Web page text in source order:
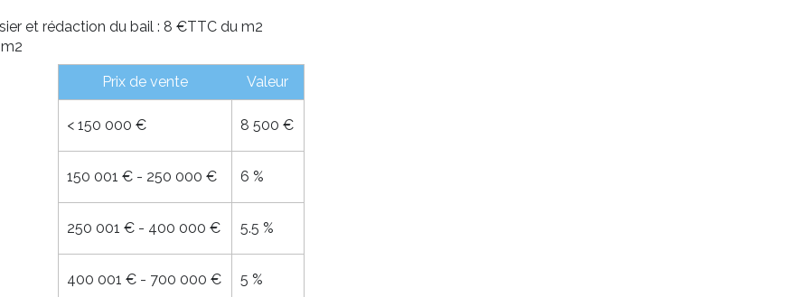
et rédaction du bail : 8 €TTC du m2
Prix de vente Valeur
< 150 000 € 8 500 €
150 001 € - 250 000 € 6 %
250 001 € - 400 000 € 5.5 %
400 001 € - 700 000 € 5 %